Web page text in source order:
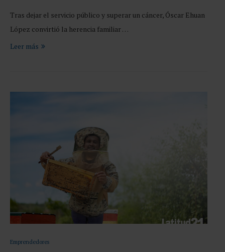
Tras dejar el servicio público y superar un cáncer, Óscar Ehuan
López convirtió la herencia familiar …
Leer más
Emprendedores